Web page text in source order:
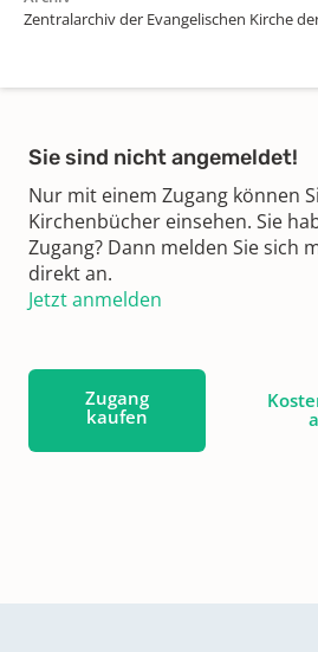
Zentralarchiv der Evangelischen Kirche
Sie sind nicht angemeldet!
Nur mit einem Zugang können
Kirchenbücher einsehen. Sie
Zugang? Dann melden Sie sich
direkt an.
Jetzt anmelden
Zugang
kaufen